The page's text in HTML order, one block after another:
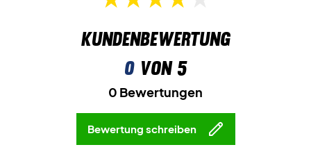
Kundenbewertung
0von 5
0 Bewertungen
Bewertung schreiben